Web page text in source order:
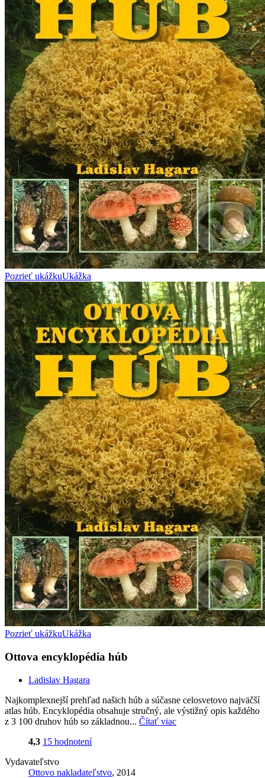
Pozrieť ukážkuUkážka
Pozrieť ukážkuUkážka
Ottova encyklopédia húb
Ladislav Hagara
Najkomplexnejší prehľad našich húb a súčasne celosvetovo najväčší
atlas húb. Encyklopédia obsahuje stručný, ale výstižný opis každého
z 3 100 druhov húb so základnou... Čítať viac
4,3 15 hodnotení
Vydavateľstvo
Ottovo nakladateľstvo, 2014